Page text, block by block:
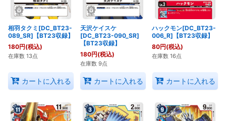
相羽タクミ[DC_BT23-
089_SR]【BT23収録】
180円(税込)
在庫数 13点
カートに入れる
天沢ケイスケ
[DC_BT23-090_SR]
【BT23収録】
180円(税込)
在庫数 9点
カートに入れる
ハックモン[DC_BT23-
006_R]【BT23収録】
80円(税込)
在庫数 16点
カートに入れる